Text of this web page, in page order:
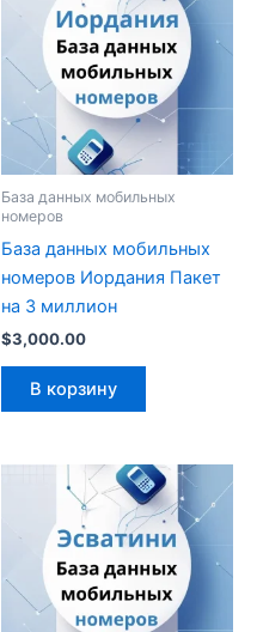
База данных мобильных
номеров
База данных мобильных
номеров Иордания Пакет
на 3 миллион
$3,000.00
В корзину